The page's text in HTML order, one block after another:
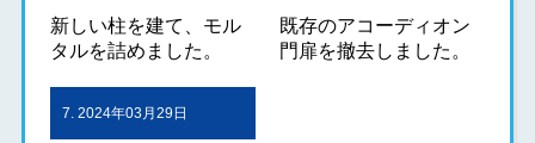
新しい柱を建て、モル
タルを詰めました。
既存のアコーディオン
門扉を撤去しました。
7. 2024年03月29日